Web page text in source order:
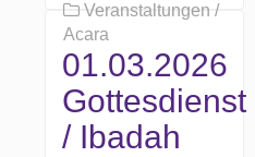
Veranstaltungen /
Acara
01.03.2026
Gottesdienst
/ Ibadah